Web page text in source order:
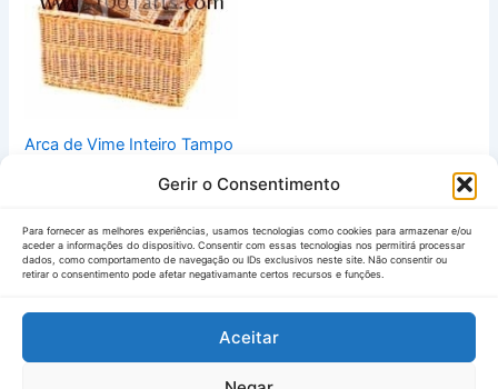
Gerir o Consentimento
Para fornecer as melhores experiências, usamos tecnologias como cookies para armazenar e/ou
aceder a informações do dispositivo. Consentir com essas tecnologias nos permitirá processar
dados, como comportamento de navegação ou IDs exclusivos neste site. Não consentir ou
retirar o consentimento pode afetar negativamante certos recursos e funções.
Aceitar
Arca de Vime Inteiro Tampo
Vista Rápida